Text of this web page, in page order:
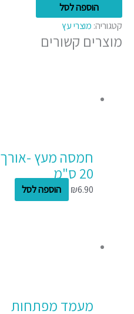
הוספה לסל
קטגוריה: מוצרי עץ
מוצרים קשורים
חמסה מעץ -אורך
20 ס"מ
₪6.90 הוספה לסל
מעמד מפתחות